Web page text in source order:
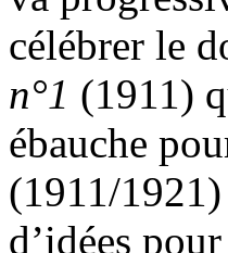
célébrer le
n°1 (1911)
ébauche
(1911/
d’idées